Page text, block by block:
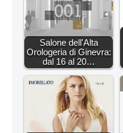
Salone dell'Alta
Orologeria di Ginevra:
dal 16 al 20…